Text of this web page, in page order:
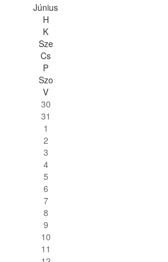
Június
H
K
Sze
Cs
P
Szo
V
30
31
1
2
3
4
5
6
7
8
9
10
11